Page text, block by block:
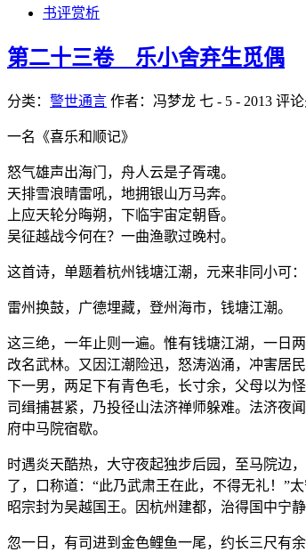
书评赏析
第二十三卷 乐小舍弃生觅偶
分类： 警世通言 作者：冯梦龙 七 - 5 - 2013 评论
一名《喜乐和顺记》
怒气雄声出海门，舟人云是子胥魂。
天排雪浪晴雷吼，地拥银山万马奔。
上应天轮分晦朔，下临宇宙定朝昏。
吴征越战今何在？一曲渔歌过晚村。
这首诗，单题着杭州钱塘江潮，元来非同小可
雷州换鼓，广德埋藏，登州海市，钱塘江潮。
这三绝，一年止则一遍。惟有钱塘江湖，一日
改名武林。又因江潮险迅，怒涛汹涌，冲害居
下一男，两足下有青色毛，长寸余，父母以为
司缉捕甚紧，乃投径山法济禅师躲难。法济夜
府中马院宿歇。
时遇炎天酷热，大守夜起独步后园，至马院边
了，口称道：“此乃武肃王在此，不得无礼！”
昭宗封为吴越国王。因杭州建都，治得国中宁
忽一日，有司进到金色鲤鱼一尾，约长三尺有